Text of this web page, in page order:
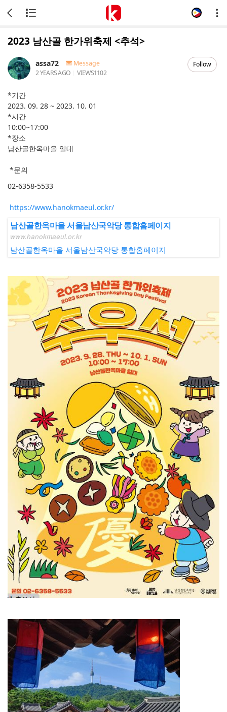
2023 남산골 한가위축제 <추석>
assa72
Message
2 YEARS AGO
VIEWS1102
Follow
*기간
2023. 09. 28 ~ 2023. 10. 01
*시간
10:00~17:00
*장소
남산골한옥마을 일대
*문의
02-6358-5533
https://www.hanokmaeul.or.kr/
남산골한옥마을 서울남산국악당 통합홈페이지
www.hanokmaeul.or.kr
남산골한옥마을 서울남산국악당 통합홈페이지